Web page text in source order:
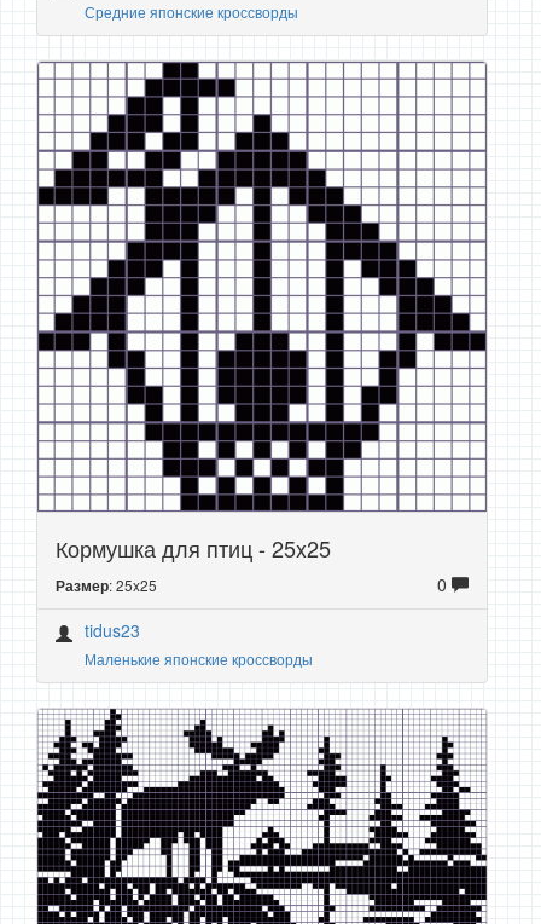
Средние японские кроссворды
Кормушка для птиц - 25x25
Размер: 25x25
0
tidus23
Маленькие японские кроссворды